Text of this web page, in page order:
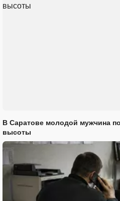
В Саратове молодой мужчина
высоты